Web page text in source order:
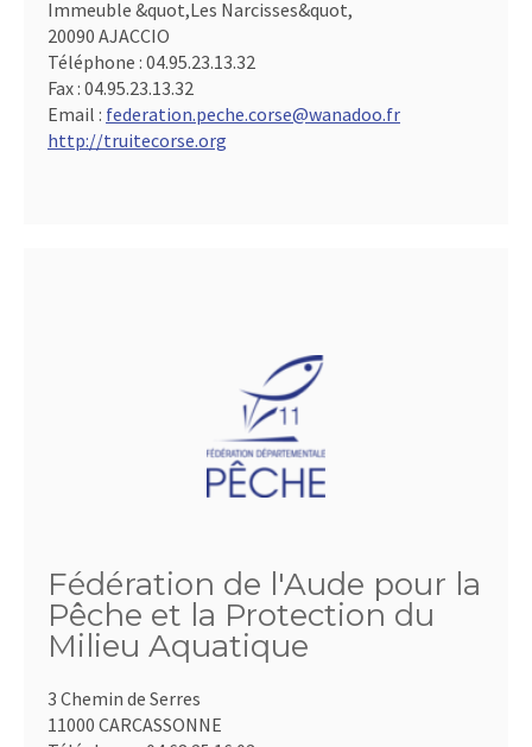
Immeuble &quot,Les Narcisses&quot,
20090 AJACCIO
Téléphone : 04.95.23.13.32
Fax : 04.95.23.13.32
Email : federation.peche.corse@wanadoo.fr
http://truitecorse.org
Fédération de l'Aude pour la
Pêche et la Protection du
Milieu Aquatique
3 Chemin de Serres
11000 CARCASSONNE